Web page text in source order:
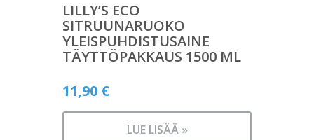
LILLY’S ECO
SITRUUNARUOKO
YLEISPUHDISTUSAINE
TÄYTTÖPAKKAUS 1500 ML
11,90 €
LUE LISÄÄ »